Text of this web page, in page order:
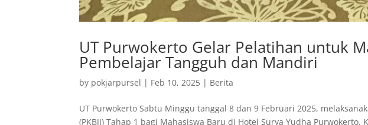
UT Purwokerto Gelar Pelatihan untuk
Pembelajar Tangguh dan Mandiri
by pokjarpursel | Feb 10, 2025 | Berita
UT Purwokerto Sabtu Minggu tanggal 8 dan 9 Februari 2025,
(PKBJJ) Tahap 1 bagi Mahasiswa Baru di Hotel Surya Yudha